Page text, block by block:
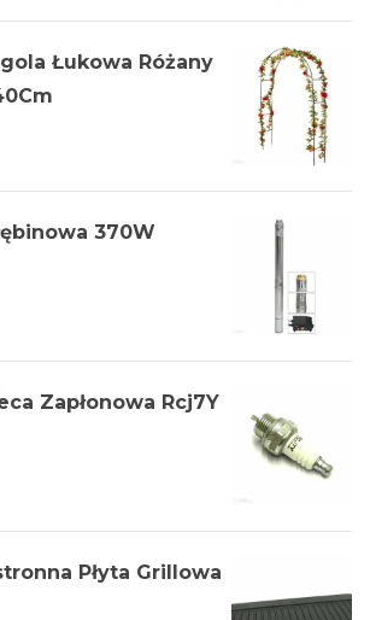
Łukowa Różany
370W
Zapłonowa Rcj7Y
Płyta Grillowa